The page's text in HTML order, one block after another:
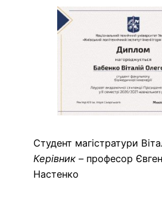
Студент магістратури
Керівник – професор
Настенко